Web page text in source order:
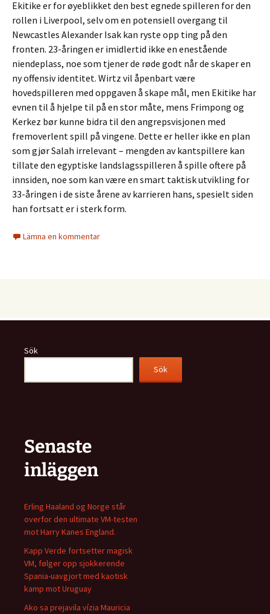
Ekitike er for øyeblikket den best egnede spilleren for den
rollen i Liverpool, selv om en potensiell overgang til
Newcastles Alexander Isak kan ryste opp ting på den
fronten. 23-åringen er imidlertid ikke en enestående
niendeplass, noe som tjener de røde godt når de skaper en
ny offensiv identitet. Wirtz vil åpenbart være
hovedspilleren med oppgaven å skape mål, men Ekitike har
evnen til å hjelpe til på en stor måte, mens Frimpong og
Kerkez bør kunne bidra til den angrepsvisjonen med
fremoverlent spill på vingene. Dette er heller ikke en plan
som gjør Salah irrelevant – mengden av kantspillere kan
tillate den egyptiske landslagsspilleren å spille oftere på
innsiden, noe som kan være en smart taktisk utvikling for
33-åringen i de siste årene av karrieren hans, spesielt siden
han fortsatt er i sterk form.
Lämna en kommentar
Sök
Sök
Senaste
inläggen
Erling Haaland og Norge står
overfor den ultimate VM-testen
mot Harry Kanes England.
Kapp Verde fortsetter magisk
VM, følger opp sjokkerende
Spania-uavgjort med kaotisk
kamp mot Uruguay
Ako sa prejavila vízia Mauricia